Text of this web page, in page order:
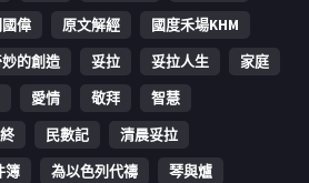
偉 原文解經
國度禾場KHM
的創造 妥拉 妥拉人生
家庭
愛情 敬拜
智慧
民數記
清晨妥拉
簿 為以色列代禱
琴與爐